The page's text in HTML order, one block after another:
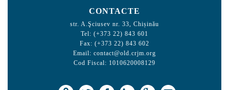
CONTACTE
str. A.Şciusev nr. 33, Chișinău
Tel: (+373 22) 843 601
Fax: (+373 22) 843 602
Email: contact@old.crjm.org
Cod Fiscal: 1010620008129